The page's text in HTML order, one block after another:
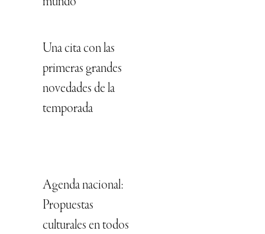
Una cita con las
primeras grandes
novedades de la
temporada
Agenda nacional:
Propuestas
culturales en todos